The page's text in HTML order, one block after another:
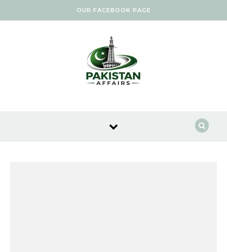
OUR FACEBOOK PAGE